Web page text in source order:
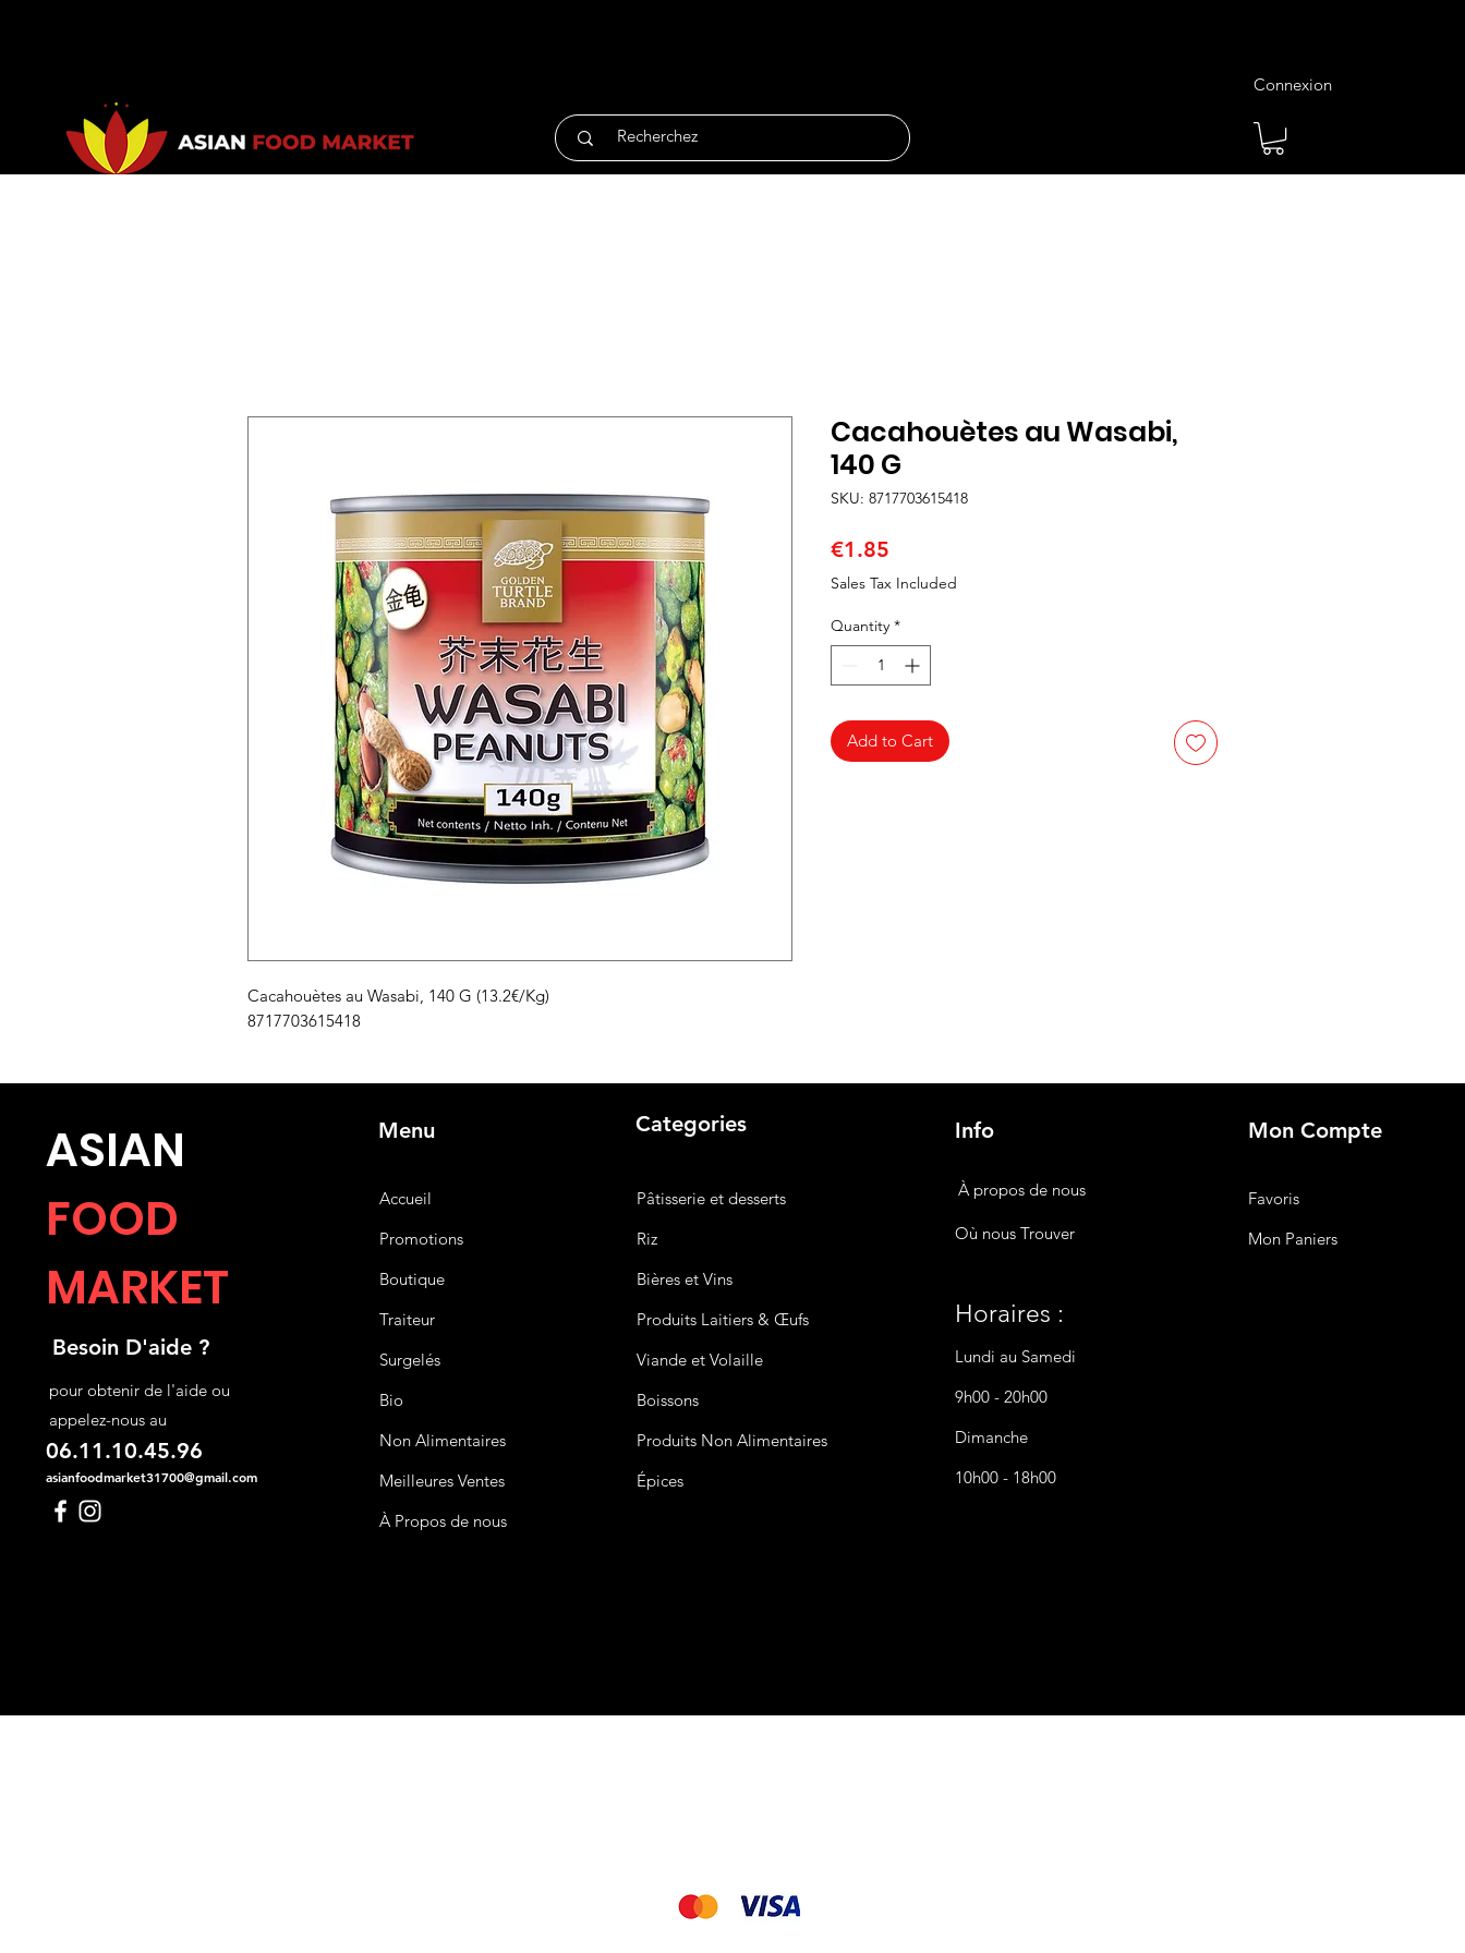
Connexion
Cacahouètes au Wasabi, 140 G (13.2€/Kg)
8717703615418
Cacahouètes au Wasabi,
140 G
SKU: 8717703615418
€1.85
Sales Tax Included
Quantity *
Add to Cart
ASIAN
FOOD
MARKET
Besoin D'aide ?
pour obtenir de l'aide ou
appelez-nous au
06.11.10.45.96
asianfoodmarket31700@gmail.com
Menu
Accueil
Promotions
Boutique
Traiteur
Surgelés
Bio
Non Alimentaires
Meilleures Ventes
À Propos de nous
Categories
Pâtisserie et desserts
Riz
Bièreset Vins
Produits Laitiers & Œufs
Viande et Volaille
Boissons
Produits Non Alimentaires
Épices
Info
Où nous Trouver
Horaires :
Lundi au Samedi
9h00 - 20h00
Dimanche
10h00 - 18h00
À propos de nous
Mon Compte
Favoris
Mon Paniers